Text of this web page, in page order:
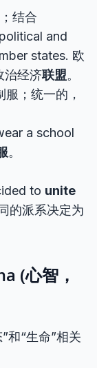
结合
and
states. 欧
治经济联盟。
服；统一的，
a school
。
to unite
的派系决定为
(心智，
和“生命”相关